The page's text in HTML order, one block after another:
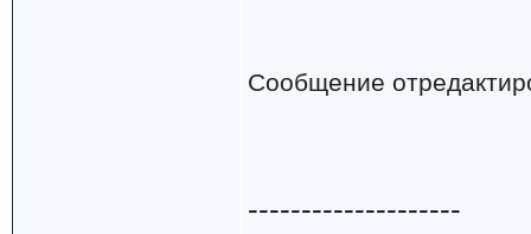
Сообщение
--------------------